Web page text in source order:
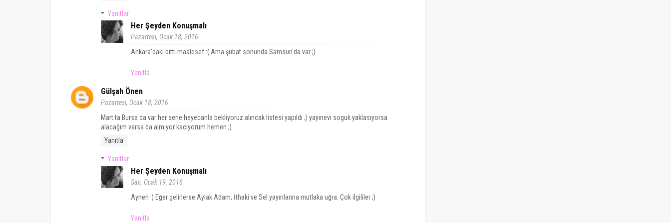
Yanıtlar
Her Şeyden Konuşmalı
Pazartesi, Ocak 18, 2016
Ankara'daki bitti maalesef :( Ama şubat sonunda Samsun'da var ;)
Yanıtla
Gülşah Önen
Pazartesi, Ocak 18, 2016
Mart ta Bursa da var her sene heyecanla bekliyoruz alıncak listesi yapıldı ;) yayınevi soguk yaklasıyorsa
alacağım varsa da almıyor kacıyorum hemen ;)
Yanıtla
Yanıtlar
Her Şeyden Konuşmalı
Salı, Ocak 19, 2016
Aynen :) Eğer gelirlerse Aylak Adam, İthaki ve Sel yayınlarına mutlaka uğra. Çok ilgililer ;)
Yanıtla